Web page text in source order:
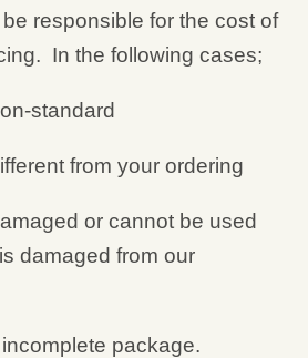
responsible for the cost of
In the following cases;
standard
from your ordering
or cannot be used
damaged from our
package.